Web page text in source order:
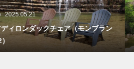
2025.05.21
ィロンダックチェア（モンブラン